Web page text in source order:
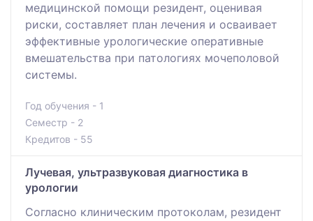
медицинской помощи резидент, оценивая
риски, составляет план лечения и осваивает
эффективные урологические оперативные
вмешательства при патологиях мочеполовой
системы.
Год обучения - 1
Семестр - 2
Кредитов - 55
Лучевая, ультразвуковая диагностика в
урологии
Согласно клиническим протоколам, резидент